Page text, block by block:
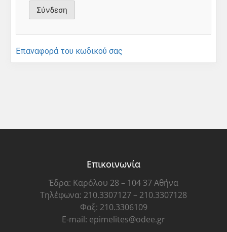
Επαναφορά του κωδικού σας
Επικοινωνία
Έδρα: Καρόλου 28 – 104 37 Αθήνα
Τηλέφωνα: 210.3307127 – 210.3307128
Φαξ: 210.3306109
E-mail: epimelites@odee.gr